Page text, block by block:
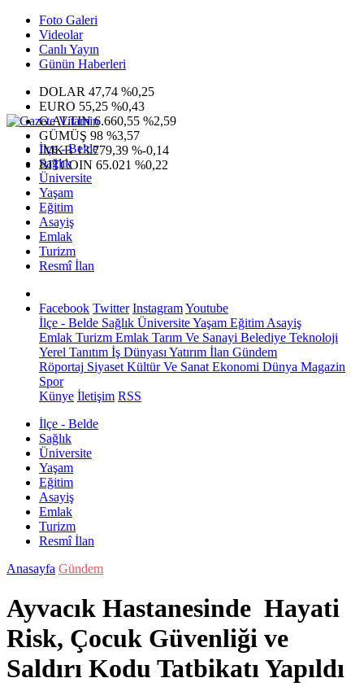
Foto Galeri
Videolar
Canlı Yayın
Günün Haberleri
DOLAR 47,74 %0,25
EURO 55,25 %0,43
G.ALTIN6.660,55 %2,59
GÜMÜŞ 98 %3,57
IMKB13.779,39 %-0,14
BITCOIN 65.021 %0,22
İlçe - Belde
Sağlık
Üniversite
Yaşam
Eğitim
Asayiş
Emlak
Turizm
Resmî İlan
Facebook Twitter InstagramYoutube
İlçe - Belde Sağlık ÜniversiteYaşam Eğitim Asayiş
Emlak Turizm Emlak Tarım Ve Sanayi Belediye Teknoloji
Yerel Tanıtım İş Dünyası Yatırım İlan Gündem
Röportaj Siyaset Kültür Ve Sanat Ekonomi Dünya Magazin
Spor
Künye İletişim RSS
İlçe - Belde
Sağlık
Üniversite
Yaşam
Eğitim
Asayiş
Emlak
Turizm
Resmî İlan
Anasayfa Gündem
Ayvacık Hastanesinde Hayati
Risk, Çocuk Güvenliği ve
Saldırı Kodu Tatbikatı Yapıldı